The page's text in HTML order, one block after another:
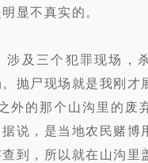
显不真实的。
涉及三个犯罪现场，
抛尸现场就是我刚才
外的那个山沟里的废
说，是当地农民赌博
到，所以就在山沟里